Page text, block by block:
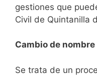
gestiones que
Civil de Quintanilla
Cambio de
Se trata de un